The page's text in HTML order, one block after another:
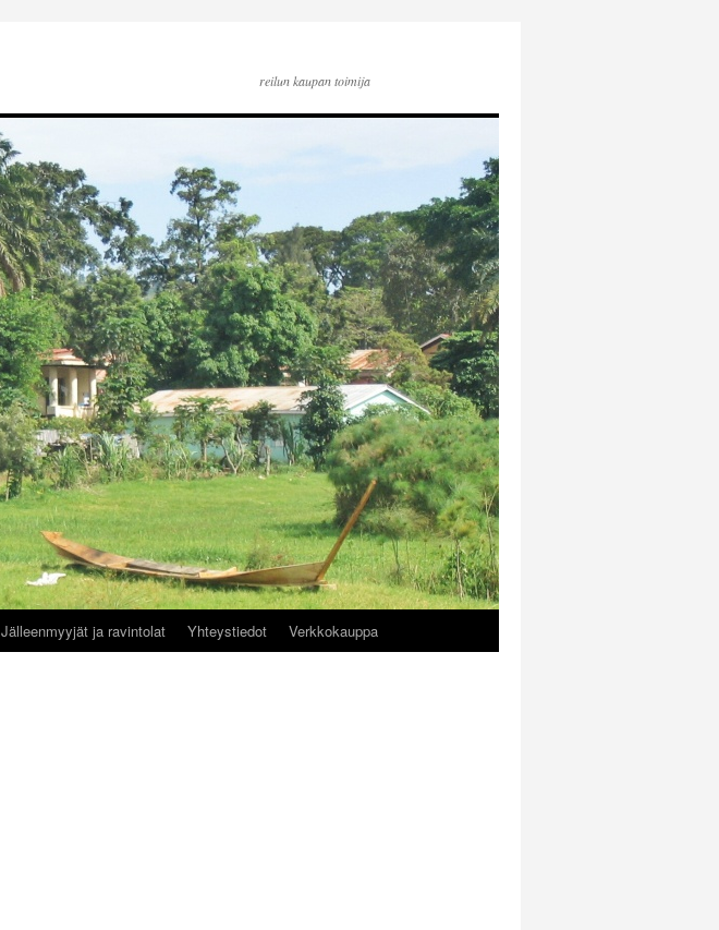
reilun kaupan toimija
Jälleenmyyjät ja ravintolat Yhteystiedot Verkkokauppa